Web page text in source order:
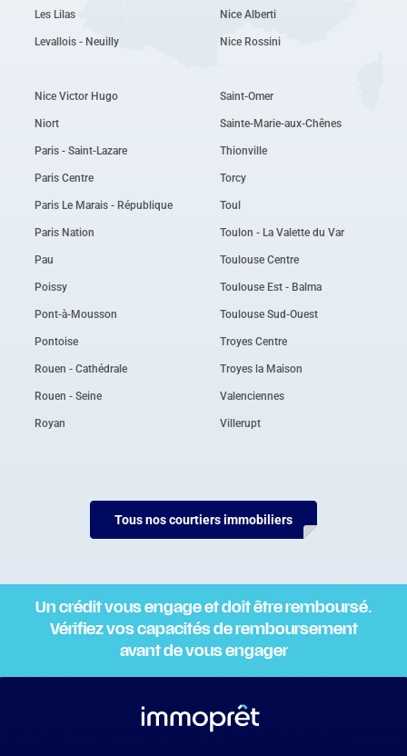
Les Lilas
Levallois - Neuilly
Nice Alberti
Nice Rossini
Nice Victor Hugo
Niort
Paris - Saint-Lazare
Paris Centre
Paris Le Marais - République
Paris Nation
Pau
Poissy
Pont-à-Mousson
Pontoise
Rouen - Cathédrale
Rouen - Seine
Royan
Saint-Omer
Sainte-Marie-aux-Chênes
Thionville
Torcy
Toul
Toulon - La Valette du Var
Toulouse Centre
Toulouse Est - Balma
Toulouse Sud-Ouest
Troyes Centre
Troyes la Maison
Valenciennes
Villerupt
Tous nos courtiers immobiliers
Un crédit vous engage et doit être remboursé.
Vérifiez vos capacités de remboursement
avant de vous engager